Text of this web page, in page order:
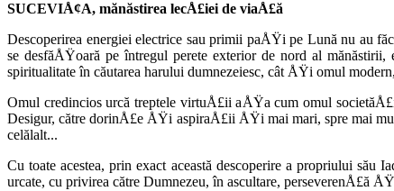
SUCEVIÅ¢A, mănăstirea lecÅ£iei de viaÅ£ă
Descoperirea energiei electrice sau primii paÅŸi pe Lună nu au
se desfă­ÅŸoară pe întregul perete exterior de nord al
spiritualitate în căuta­rea harului dumnezeiesc, cât ÅŸi omul
Omul credincios urcă treptele virtuÅ£ii aÅŸa cum omul
Desigur, către do­rinÅ£e ÅŸi aspiraÅ£ii ÅŸi mai mari, spre mai
celălalt...
Cu toate acestea, prin exact această descoperire a propriului
urcate, cu privirea către Dumnezeu, în ascultare, perseverenÅ£ă